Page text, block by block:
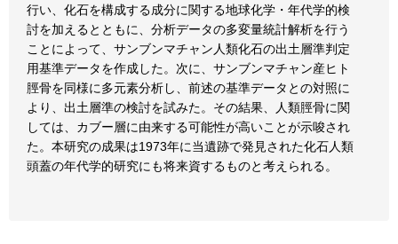
行い、化石を構成する成分に関する地球化学・年代学的検
討を加えるとともに、分析データの多変量統計解析を行う
ことによって、サンブンマチャン人類化石の出土層準判定
用基準データを作成した。次に、サンブンマチャン産ヒト
脛骨を同様に多元素分析し、前述の基準データとの対照に
より、出土層準の検討を試みた。その結果、人類脛骨に関
しては、カブー層に由来する可能性が高いことが示唆され
た。本研究の成果は1973年に当遺跡で発見された化石人類
頭蓋の年代学的研究にも将来資するものと考えられる。